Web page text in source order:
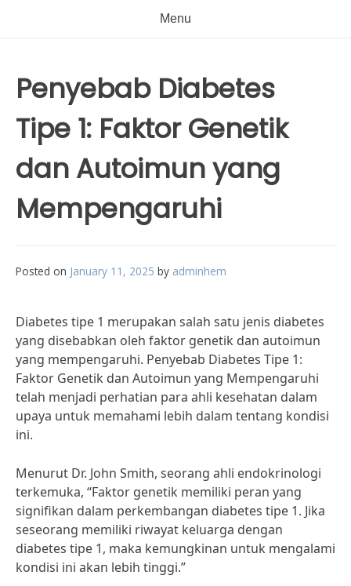
Menu
Penyebab Diabetes
Tipe 1: Faktor Genetik
dan Autoimun yang
Mempengaruhi
Posted on January 11, 2025 by adminhem
Diabetes tipe 1 merupakan salah satu jenis diabetes
yang disebabkan oleh faktor genetik dan autoimun
yang mempengaruhi. Penyebab Diabetes Tipe 1:
Faktor Genetik dan Autoimun yang Mempengaruhi
telah menjadi perhatian para ahli kesehatan dalam
upaya untuk memahami lebih dalam tentang kondisi
ini.
Menurut Dr. John Smith, seorang ahli endokrinologi
terkemuka, “Faktor genetik memiliki peran yang
signifikan dalam perkembangan diabetes tipe 1. Jika
seseorang memiliki riwayat keluarga dengan
diabetes tipe 1, maka kemungkinan untuk mengalami
kondisi ini akan lebih tinggi.”